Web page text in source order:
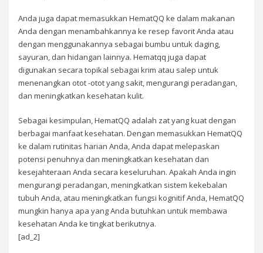
Anda juga dapat memasukkan HematQQ ke dalam makanan
Anda dengan menambahkannya ke resep favorit Anda atau
dengan menggunakannya sebagai bumbu untuk daging,
sayuran, dan hidangan lainnya. Hematqq juga dapat
digunakan secara topikal sebagai krim atau salep untuk
menenangkan otot -otot yang sakit, mengurangi peradangan,
dan meningkatkan kesehatan kulit.
Sebagai kesimpulan, HematQQ adalah zat yang kuat dengan
berbagai manfaat kesehatan. Dengan memasukkan HematQQ
ke dalam rutinitas harian Anda, Anda dapat melepaskan
potensi penuhnya dan meningkatkan kesehatan dan
kesejahteraan Anda secara keseluruhan. Apakah Anda ingin
mengurangi peradangan, meningkatkan sistem kekebalan
tubuh Anda, atau meningkatkan fungsi kognitif Anda, HematQQ
mungkin hanya apa yang Anda butuhkan untuk membawa
kesehatan Anda ke tingkat berikutnya.
[ad_2]